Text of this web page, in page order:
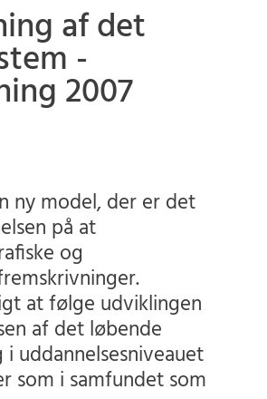
af det
-
2007
ny model, der er det
på at
og
at følge udviklingen
af det løbende
uddannelsesniveauet
som i samfundet som